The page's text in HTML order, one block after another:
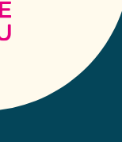
Terres
de